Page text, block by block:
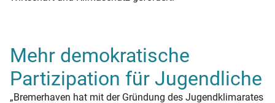
Mehr demokratische
Partizipation für Jugendliche
„Bremerhaven hat mit der Gründung des Jugendklimarates